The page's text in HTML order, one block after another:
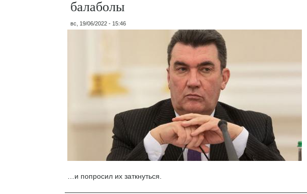
балаболы
вс, 19/06/2022 - 15:46
…и попросил их заткнуться.